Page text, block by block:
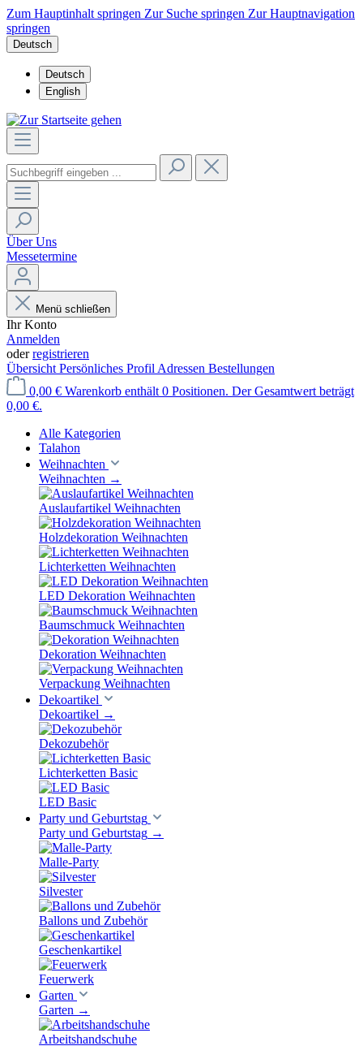
Zum Hauptinhalt springen Zur Suche springen Zur Hauptnavigation
springen
Deutsch
Deutsch
English
Über Uns
Messetermine
Menü schließen
Ihr Konto
Anmelden
oderregistrieren
Übersicht Persönliches Profil Adressen Bestellungen
0,00 € Warenkorb enthält 0 Positionen. Der Gesamtwert beträgt
0,00 €.
Alle Kategorien
Talahon
Weihnachten
Weihnachten →
Auslaufartikel Weihnachten
Holzdekoration Weihnachten
Lichterketten Weihnachten
LED Dekoration Weihnachten
Baumschmuck Weihnachten
Dekoration Weihnachten
Verpackung Weihnachten
Dekoartikel
Dekoartikel →
Dekozubehör
Lichterketten Basic
LED Basic
Party und Geburtstag
Party und Geburtstag →
Malle-Party
Silvester
Ballons und Zubehör
Geschenkartikel
Feuerwerk
Garten
Garten →
Arbeitshandschuhe